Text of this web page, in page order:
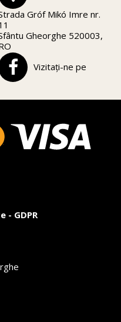
Gróf Mikó Imre nr.
Gheorghe 520003,
Vizitați-ne pe
- GDPR